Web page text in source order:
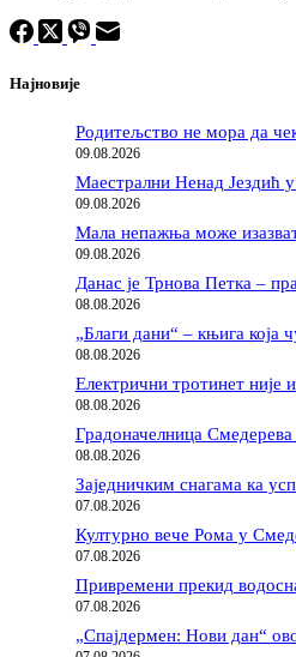
Најновије
Родитељство не мора да
09.08.2026
Маестрални Ненад Јездић
09.08.2026
Мала непажња може
09.08.2026
Данас је Трнова Петка –
08.08.2026
„Благи дани“ – књига која
08.08.2026
Електрични тротинет није
08.08.2026
Градоначелница
08.08.2026
Заједничким снагама ка
07.08.2026
Културно вече Рома у
07.08.2026
Привремени прекид
07.08.2026
„Спајдермен: Нови дан“